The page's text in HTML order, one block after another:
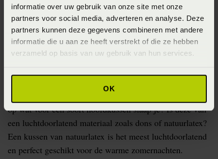
informatie over uw gebruik van onze site met onze
partners voor social media, adverteren en analyse. Deze
partners kunnen deze gegevens combineren met andere
informatie die u aan ze heeft verstrekt of die ze hebben
verzameld op basis van uw gebruik van hun services.
OK
het nachtzweten af komen door onder het juiste
beddengoed te slapen.
Het beste dekbed en hoofdkussen
speciaal zomerdekbed is hiervoor een gepaste optie. En
op wat voor een soort hoofdkussen slaap je? Is deze van
een luchtdoorlatend materiaal zoals dons of natuurlatex?
Een kussen van natuurlatex is het meest luchtdoorlatend
en perfect geschikt voor de warme zomernachten.